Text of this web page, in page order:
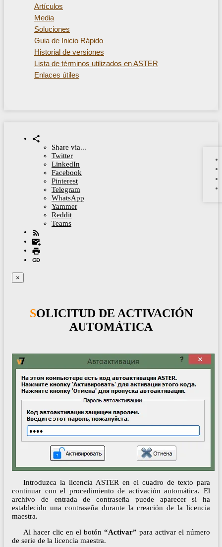
Artículos
Media
Soluciones
Guia de Inicio Rápido
Historial de versiones
Lista de términos utilizados en ASTER
Enlaces útiles
Share via...
Twitter
LinkedIn
Facebook
Pinterest
Telegram
WhatsApp
Yammer
Reddit
Teams
×
SOLICITUD DE ACTIVACIÓN
AUTOMÁTICA
Introduzca la licencia ASTER en el cuadro de texto para
continuar con el procedimiento de activación automática. El
archivo de entrada de contraseña puede aparecer si ha
establecido una contraseña durante la creación de la licencia
maestra.
Al hacer clic en el botón “Activar” para activar el número
de serie de la licencia maestra.